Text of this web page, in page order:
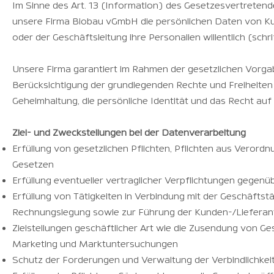
Im Sinne des Art. 13 (Information) des
unsere Firma Biobau vGmbH die persönlichen Daten von
oder der Geschäftsleitung ihre Personalien willentlich
Unsere Firma garantiert im Rahmen der gesetzlichen
Berücksichtigung der grundlegenden Rechte und
Geheimhaltung, die persönliche Identität und das Recht
Ziel- und Zweckstellungen bei der Datenverarbeitung
Erfüllung von gesetzlichen Pflichten, Pflichten aus
Gesetzen
Erfüllung eventueller vertraglicher Verpflichtungen
Erfüllung von Tätigkeiten in Verbindung mit der
Rechnungslegung sowie zur Führung der Kunden-/
Zielstellungen geschäftlicher Art wie die Zusendung von
Marketing und Marktuntersuchungen
Schutz der Forderungen und Verwaltung der